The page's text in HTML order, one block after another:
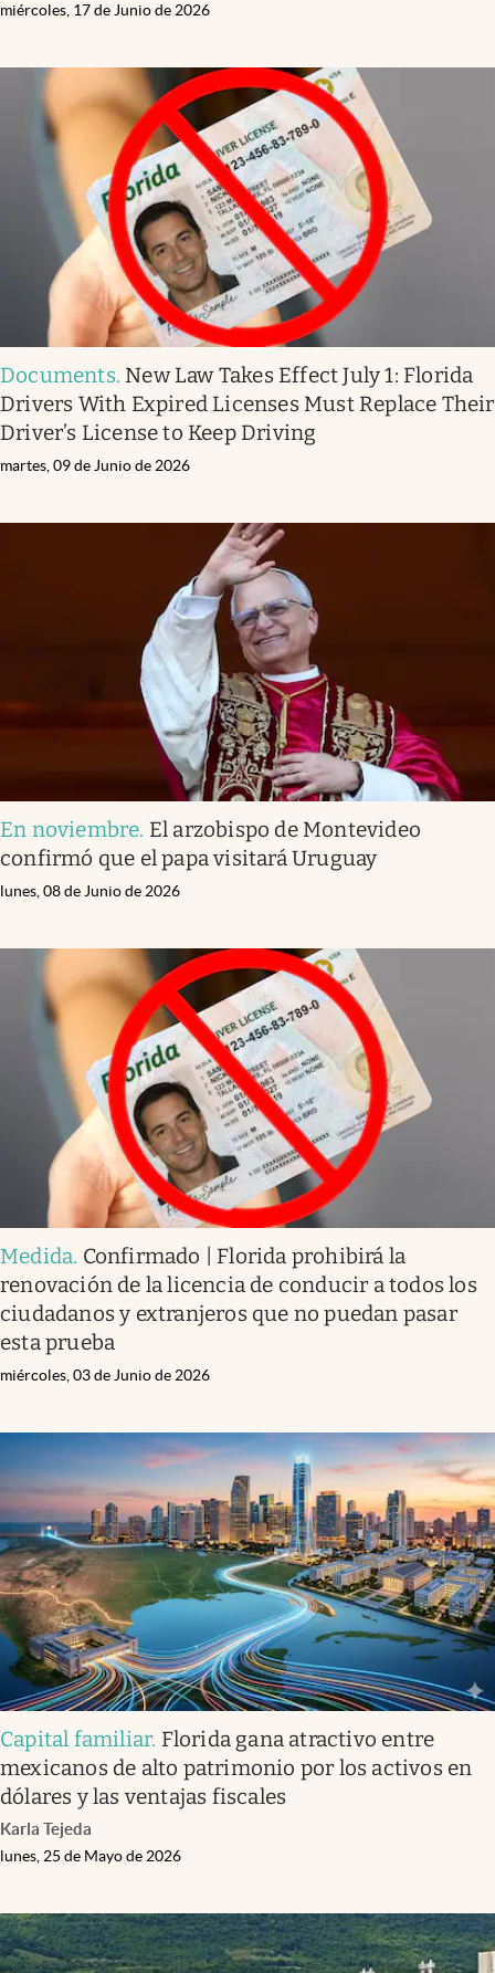
miércoles, 17 de Junio de 2026
Documents. New Law Takes Effect July 1: Florida
Drivers With Expired Licenses Must Replace Their
Driver’s License to Keep Driving
martes, 09 de Junio de 2026
En noviembre. El arzobispo de Montevideo
confirmó que el papa visitará Uruguay
lunes, 08 de Junio de 2026
Medida. Confirmado | Florida prohibirá la
renovación de la licencia de conducir a todos los
ciudadanos y extranjeros que no puedan pasar
esta prueba
miércoles, 03 de Junio de 2026
Capital familiar. Florida gana atractivo entre
mexicanos de alto patrimonio por los activos en
dólares y las ventajas fiscales
Karla Tejeda
lunes, 25 de Mayo de 2026